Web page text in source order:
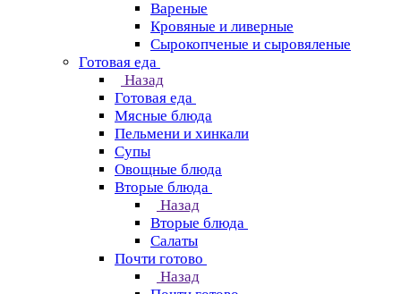
Вареные
Кровяные и ливерные
Сырокопченые и сыровяленые
Готовая еда
Назад
Готовая еда
Мясные блюда
Пельмени и хинкали
Супы
Овощные блюда
Вторые блюда
Назад
Вторые блюда
Салаты
Почти готово
Назад